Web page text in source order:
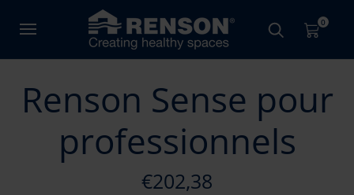
0
Renson Sense pour
professionnels
€202,38